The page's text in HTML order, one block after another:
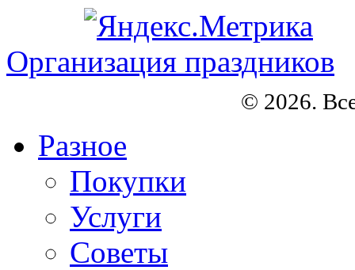
Организация праздников
© 2026.
Разное
Покупки
Услуги
Советы